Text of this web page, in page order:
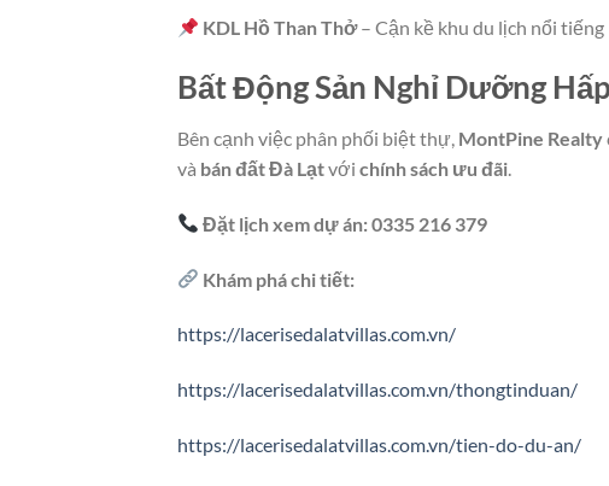
KDL Hồ Than Thở– Cận kề khu du lịch nổi tiếng
Bất Động Sản Nghỉ Dưỡng
Bên cạnh việc phân phối biệt thự, MontPine Realty
và bán đất Đà Lạtvới chính sách ưu đãi.
Đặt lịch xem dự án:0335 216 379
Khám phá chi tiết:
https://lacerisedalatvillas.com.vn/
https://lacerisedalatvillas.com.vn/thongtinduan/
https://lacerisedalatvillas.com.vn/tien-do-du-an/